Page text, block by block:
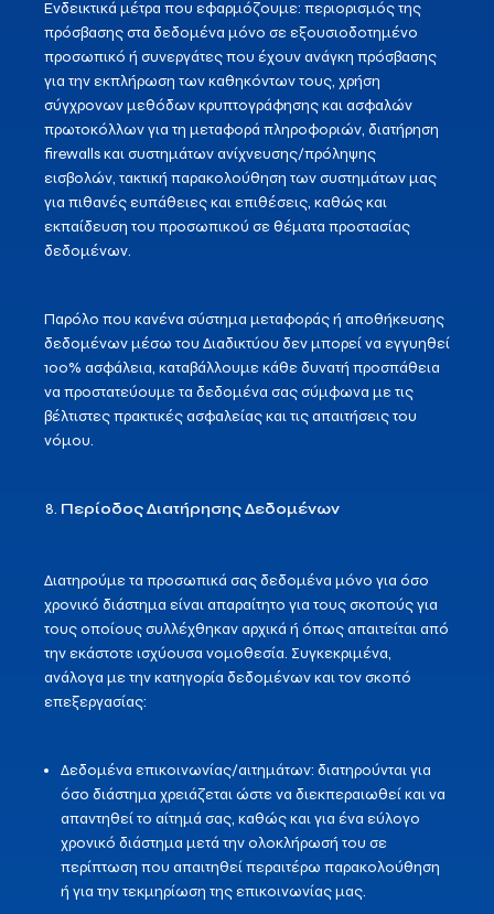
Ενδεικτικά μέτρα που εφαρμόζουμε: περιορισμός της
πρόσβασης στα δεδομένα μόνο σε εξουσιοδοτημένο
προσωπικό ή συνεργάτες που έχουν ανάγκη πρόσβασης
για την εκπλήρωση των καθηκόντων τους, χρήση
σύγχρονων μεθόδων κρυπτογράφησης και ασφαλών
πρωτοκόλλων για τη μεταφορά πληροφοριών, διατήρηση
firewalls και συστημάτων ανίχνευσης/πρόληψης
εισβολών, τακτική παρακολούθηση των συστημάτων μας
για πιθανές ευπάθειες και επιθέσεις, καθώς και
εκπαίδευση του προσωπικού σε θέματα προστασίας
δεδομένων.
Παρόλο που κανένα σύστημα μεταφοράς ή αποθήκευσης
δεδομένων μέσω του Διαδικτύου δεν μπορεί να εγγυηθεί
100% ασφάλεια, καταβάλλουμε κάθε δυνατή προσπάθεια
να προστατεύουμε τα δεδομένα σας σύμφωνα με τις
βέλτιστες πρακτικές ασφαλείας και τις απαιτήσεις του
νόμου.
Περίοδος Διατήρησης Δεδομένων
Διατηρούμε τα προσωπικά σας δεδομένα μόνο για όσο
χρονικό διάστημα είναι απαραίτητο για τους σκοπούς για
τους οποίους συλλέχθηκαν αρχικά ή όπως απαιτείται από
την εκάστοτε ισχύουσα νομοθεσία. Συγκεκριμένα,
ανάλογα με την κατηγορία δεδομένων και τον σκοπό
επεξεργασίας:
Δεδομένα επικοινωνίας/αιτημάτων: διατηρούνται για
όσο διάστημα χρειάζεται ώστε να διεκπεραιωθεί και να
απαντηθεί το αίτημά σας, καθώς και για ένα εύλογο
χρονικό διάστημα μετά την ολοκλήρωσή του σε
περίπτωση που απαιτηθεί περαιτέρω παρακολούθηση
ή για την τεκμηρίωση της επικοινωνίας μας.